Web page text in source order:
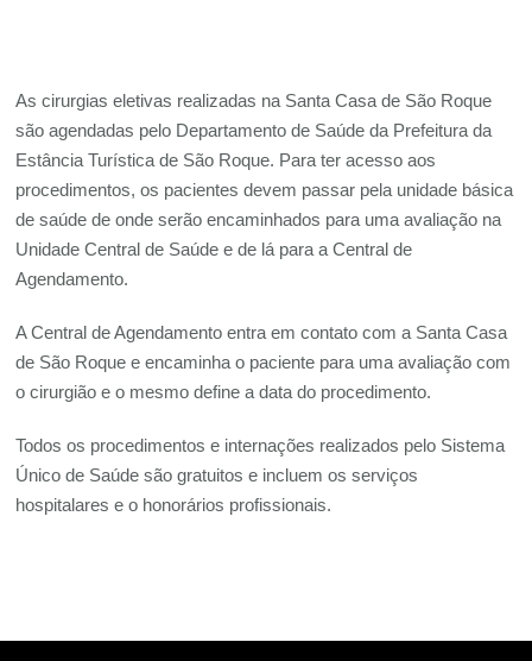
As cirurgias eletivas realizadas na Santa Casa de São Roque
são agendadas pelo Departamento de Saúde da Prefeitura da
Estância Turística de São Roque. Para ter acesso aos
procedimentos, os pacientes devem passar pela unidade básica
de saúde de onde serão encaminhados para uma avaliação na
Unidade Central de Saúde e de lá para a Central de
Agendamento.
A Central de Agendamento entra em contato com a Santa Casa
de São Roque e encaminha o paciente para uma avaliação com
o cirurgião e o mesmo define a data do procedimento.
Todos os procedimentos e internações realizados pelo Sistema
Único de Saúde são gratuitos e incluem os serviços
hospitalares e o honorários profissionais.